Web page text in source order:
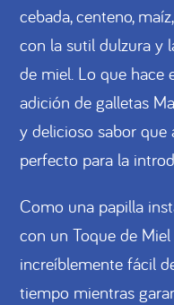
cebada, centeno,
con la sutil dulzura y
de miel. Lo que hace
adición de galletas
y delicioso sabor que
perfecto para la
Como una papilla
con un Toque de
increíblemente fácil
tiempo mientras